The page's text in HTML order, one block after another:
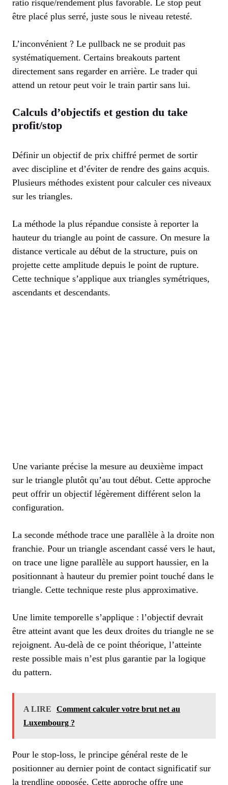
ratio risque/rendement plus favorable. Le stop peut
être placé plus serré, juste sous le niveau retesté.
L’inconvénient ? Le pullback ne se produit pas
systématiquement. Certains breakouts partent
directement sans regarder en arrière. Le trader qui
attend un retour peut voir le train partir sans lui.
Calculs d’objectifs et gestion du take
profit/stop
Définir un objectif de prix chiffré permet de sortir
avec discipline et d’éviter de rendre des gains acquis.
Plusieurs méthodes existent pour calculer ces niveaux
sur les triangles.
La méthode la plus répandue consiste à reporter la
hauteur du triangle au point de cassure. On mesure la
distance verticale au début de la structure, puis on
projette cette amplitude depuis le point de rupture.
Cette technique s’applique aux triangles symétriques,
ascendants et descendants.
Une variante précise la mesure au deuxième impact
sur le triangle plutôt qu’au tout début. Cette approche
peut offrir un objectif légèrement différent selon la
configuration.
La seconde méthode trace une parallèle à la droite non
franchie. Pour un triangle ascendant cassé vers le haut,
on trace une ligne parallèle au support haussier, en la
positionnant à hauteur du premier point touché dans le
triangle. Cette technique reste plus approximative.
Une limite temporelle s’applique : l’objectif devrait
être atteint avant que les deux droites du triangle ne se
rejoignent. Au-delà de ce point théorique, l’atteinte
reste possible mais n’est plus garantie par la logique
du pattern.
A LIRE
Comment calculer votre brut net au
Luxembourg ?
Pour le stop-loss, le principe général reste de le
positionner au dernier point de contact significatif sur
la trendline opposée. Cette approche offre une